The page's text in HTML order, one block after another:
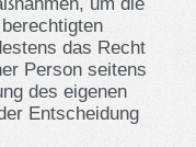
das Recht
Person seitens
des eigenen
Entscheidung